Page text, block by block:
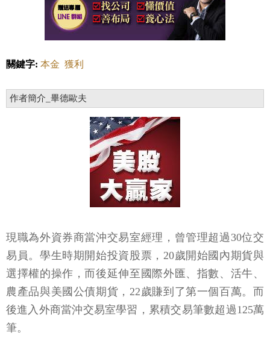
關鍵字: 本金 獲利
作者簡介_畢德歐夫
現職為外資券商當沖交易室經理，曾管理超過30位交
易員。學生時期開始投資股票，20歲開始國內期貨與
選擇權的操作，而後延伸至國際外匯、指數、活牛、
農產品與美國公債期貨，22歲賺到了第一個百萬。而
後進入外商當沖交易室學習，累積交易筆數超過125萬
筆。